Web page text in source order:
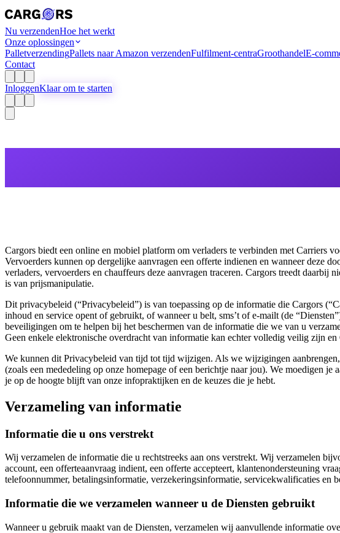
Nu verzendenHoe het werkt
Onze oplossingen
PalletverzendingPallets naar Amazon verzendenFulfilment-centraGroothandelE-
Contact
InloggenKlaar om te starten
Cargors biedt een online en mobiel platform om verladers te verbinden met Carriers
Vervoerders kunnen op dergelijke aanvragen een offerte indienen en wanneer deze
verladers, vervoerders en chauffeurs deze aanvragen traceren. Cargors treedt daarbij
is van prijsmanipulatie.
Dit privacybeleid (“Privacybeleid”) is van toepassing op de informatie die Cargors
inhoud en service opent of gebruikt, of wanneer u belt, sms’t of e-mailt (de
beveiligingen om te helpen bij het beschermen van de informatie die we van u
Geen enkele elektronische overdracht van informatie kan echter volledig veilig zijn
We kunnen dit Privacybeleid van tijd tot tijd wijzigen. Als we wijzigingen
(zoals een mededeling op onze homepage of een berichtje naar jou). We moedigen
je op de hoogte blijft van onze infopraktijken en de keuzes die je hebt.
Verzameling van informatie
Informatie die u ons verstrekt
Wij verzamelen de informatie die u rechtstreeks aan ons verstrekt. Wij verzamelen
account, een offerteaanvraag indient, een offerte accepteert, klantenondersteuning
telefoonnummer, betalingsinformatie, verzekeringsinformatie, servicekwalificaties en
Informatie die we verzamelen wanneer u de Diensten gebruikt
Wanneer u gebruik maakt van de Diensten, verzamelen wij aanvullende informatie